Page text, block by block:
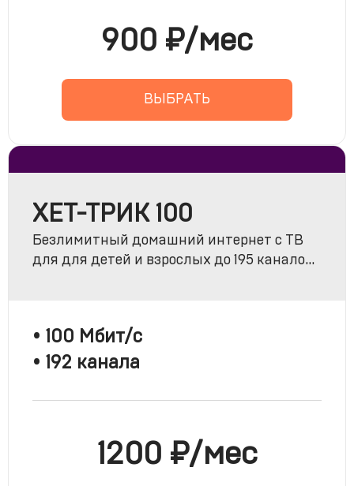
900 ₽/мес
ВЫБРАТЬ
ХЕТ-ТРИК 100
Безлимитный домашний интернет с ТВ
для для детей и взрослых до 195 каналов
• 100 Мбит/с
• 192 канала
1200 ₽/мес